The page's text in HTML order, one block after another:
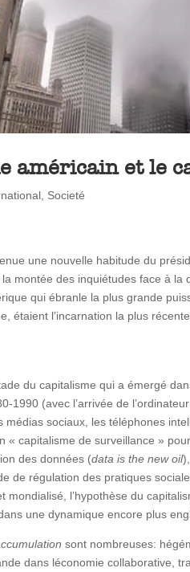
américain et le
Societé
une nouvelle habitude du
montée des inquiétudes face à
qui ébranle la plus grande
l’incarnation la plus
du capitalisme qui a émergé
(avec l’arrivée de
sociaux, les téléphones
« capitalisme de surveillance »
des données (data is the new oil
de régulation des pratiques
l’hypothèse du
une dynamique encore plus
sont nombreuses:
dans léconomie collaborative,